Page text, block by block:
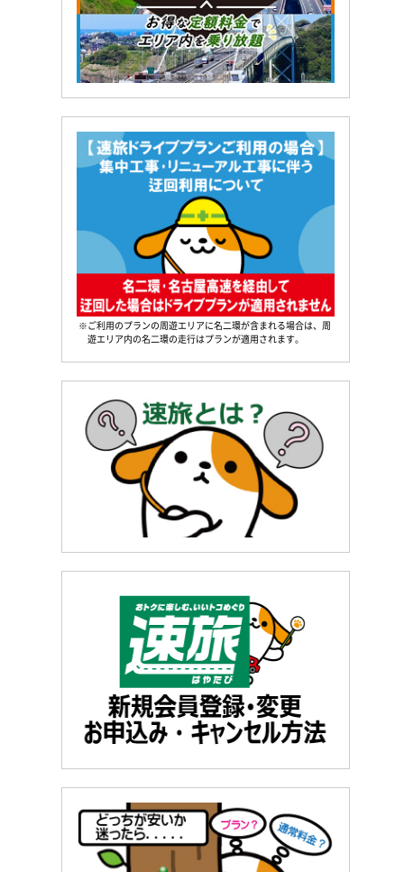
※ご利用のプランの周遊エリアに名二環が含まれる場合は、周
遊エリア内の名二環の走行はプランが適用されます。